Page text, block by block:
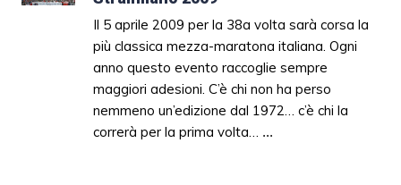
Il 5 aprile 2009 per la 38a volta sarà corsa la
più classica mezza-maratona italiana. Ogni
anno questo evento raccoglie sempre
maggiori adesioni. C’è chi non ha perso
nemmeno un’edizione dal 1972… c’è chi la
correrà per la prima volta… ...